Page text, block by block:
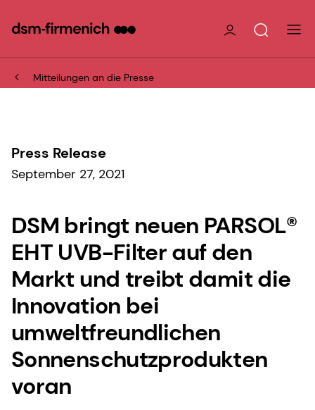
Mitteilungen an die Presse
Press Release
September 27, 2021
DSM bringt neuen PARSOL®
EHT UVB-Filter auf den
Markt und treibt damit die
Innovation bei
umweltfreundlichen
Sonnenschutzprodukten
voran